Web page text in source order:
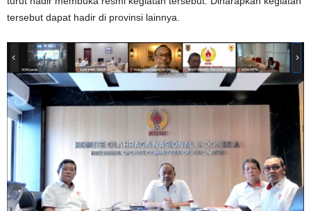
tersebut dapat hadir di provinsi lainnya.